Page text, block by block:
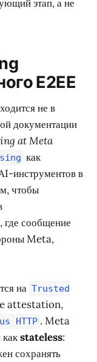
этап, а не
E2EE
не в
документации
at Meta
как
инструментов в
чтобы
сообщение
Meta,
на Trusted
attestation,
HTTP . Meta
какstateless:
сохранять